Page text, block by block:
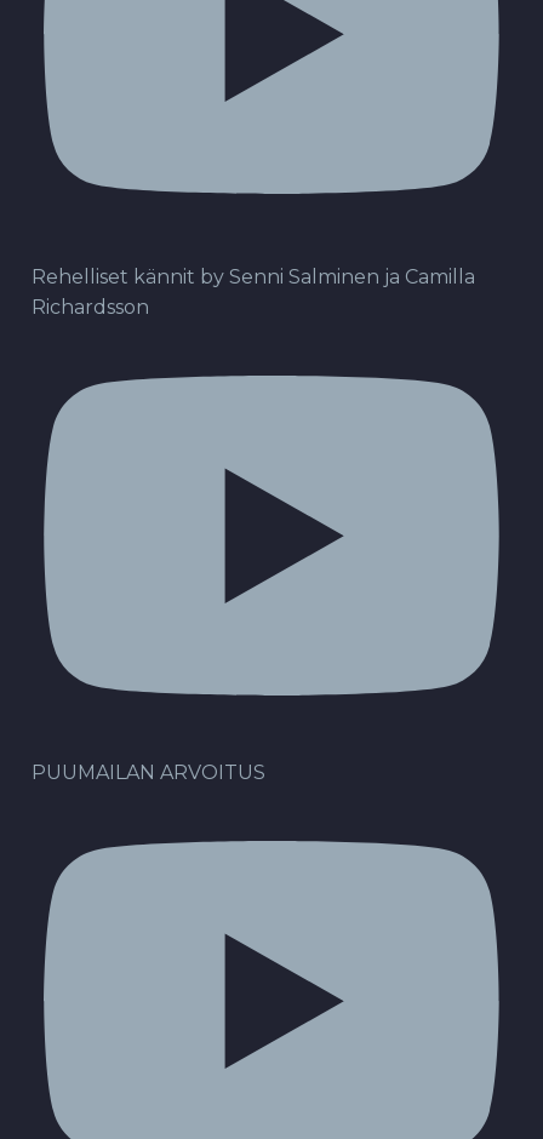
Rehelliset kännit by Senni Salminen ja Camilla
Richardsson
PUUMAILAN ARVOITUS